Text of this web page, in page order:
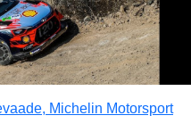
Michelin Motorsport